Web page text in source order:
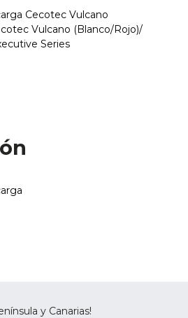
Cecotec Vulcano
Vulcano (Blanco/Rojo)/
Series
y Canarias!